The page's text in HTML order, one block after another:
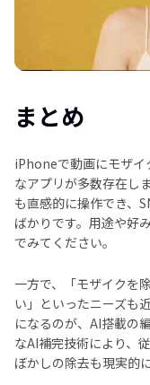
まとめ
iPhoneで動画にモザイ
なアプリが多数存在し
も直感的に操作でき、
ばかりです。用途や好
でみてください。
一方で、「モザイクを
い」といったニーズも
になるのが、AI搭載の
なAI補完技術により、
ぼかしの除去も現実的